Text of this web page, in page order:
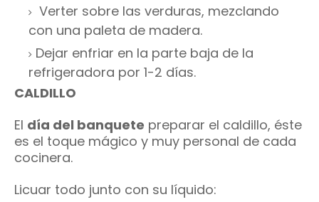
Verter sobre las verduras, mezclando
con una paleta de madera.
Dejar enfriar en la parte baja de la
refrigeradora por 1-2 días.
CALDILLO
El día del banquete preparar el caldillo, éste
es el toque mágico y muy personal de cada
cocinera.
Licuar todo junto con su líquido: